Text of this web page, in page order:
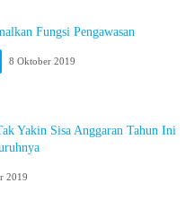
Fungsi Pengawasan
8 Oktober 2019
Yakin Sisa Anggaran Tahun Ini
2019